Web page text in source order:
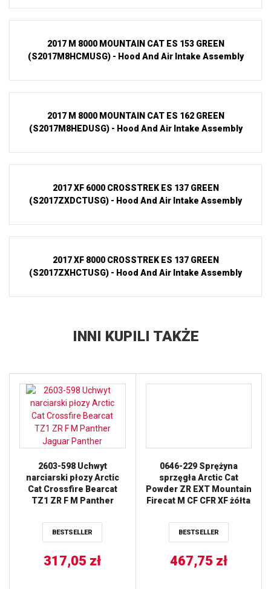
2017 M 8000 MOUNTAIN CAT ES 153 GREEN
(S2017M8HCMUSG) - Hood And Air Intake Assembly
2017 M 8000 MOUNTAIN CAT ES 162 GREEN
(S2017M8HEDUSG) - Hood And Air Intake Assembly
2017 XF 6000 CROSSTREK ES 137 GREEN
(S2017ZXDCTUSG) - Hood And Air Intake Assembly
2017 XF 8000 CROSSTREK ES 137 GREEN
(S2017ZXHCTUSG) - Hood And Air Intake Assembly
INNI KUPILI TAKŻE
2603-598 Uchwyt
narciarski płozy Arctic
Cat Crossfire Bearcat
TZ1 ZR F M Panther
BESTSELLER
317,05 zł
0646-229 Sprężyna
sprzęgła Arctic Cat
Powder ZR EXT Mountain
Firecat M CF CFR XF żółta
BESTSELLER
467,75 zł